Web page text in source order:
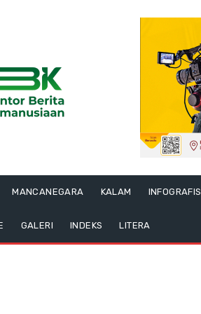
MANCANEGARA KALAM INFOGRAFIS
GALERI INDEKS LITERA